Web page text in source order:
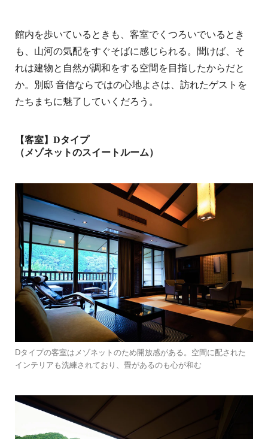
館内を歩いているときも、客室でくつろいでいるとき
も、山河の気配をすぐそばに感じられる。聞けば、そ
れは建物と自然が調和をする空間を目指したからだと
か。別邸 音信ならではの心地よさは、訪れたゲストを
たちまちに魅了していくだろう。
【客室】Dタイプ
（メゾネットのスイートルーム）
Dタイプの客室はメゾネットのため開放感がある。空間に配された
インテリアも洗練されており、畳があるのも心が和む